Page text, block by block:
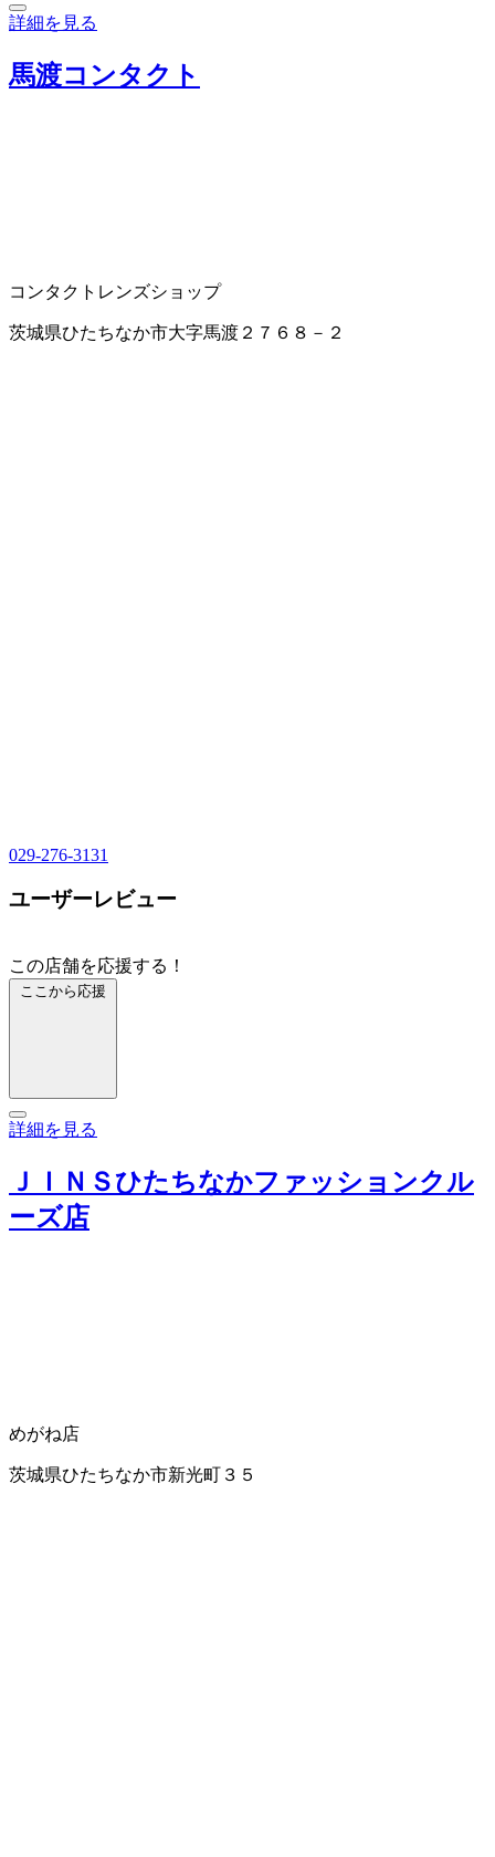
詳細を見る
馬渡コンタクト
コンタクトレンズショップ
茨城県ひたちなか市大字馬渡２７６８－２
029-276-3131
ユーザーレビュー
この店舗を応援する！
ここから応援
詳細を見る
ＪＩＮＳひたちなかファッションクル
ーズ店
めがね店
茨城県ひたちなか市新光町３５